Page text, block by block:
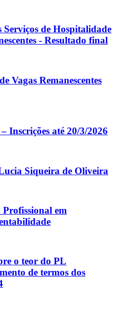
Serviços de Hospitalidade
- Resultado final
Vagas Remanescentes
Inscrições até 20/3/2026
Siqueira de Oliveira
em
o teor do PL
de termos dos